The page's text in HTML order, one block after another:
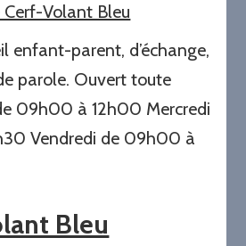
Cerf-Volant Bleu
enfant-parent, d’échange,
parole. Ouvert toute
09h00 à 12h00 Mercredi
Vendredi de 09h00 à
Bleu